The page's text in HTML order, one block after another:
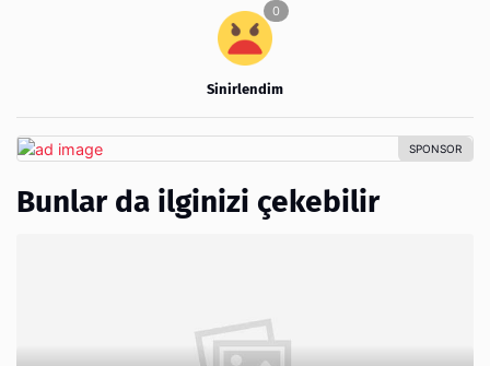
Sinirlendim
Bunlar da ilginizi çekebilir